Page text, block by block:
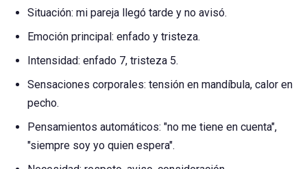
Situación: mi pareja llegó tarde y no avisó.
Emoción principal: enfado y tristeza.
Intensidad: enfado 7, tristeza 5.
Sensaciones corporales: tensión en mandíbula, calor en
pecho.
Pensamientos automáticos: "no me tiene en cuenta",
"siempre soy yo quien espera".